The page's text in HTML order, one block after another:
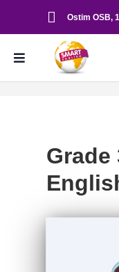
Ostim OSB,
Grade